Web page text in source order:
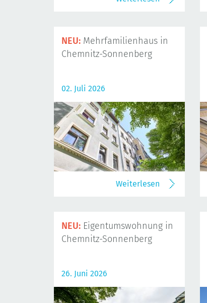
NEU: Mehrfamilienhaus in
Chemnitz-Sonnenberg
02. Juli 2026
Weiterlesen
NEU: Eigentumswohnung in
Chemnitz-Sonnenberg
26. Juni 2026